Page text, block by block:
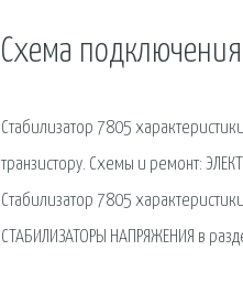
Схема
Стабилизатор 7805
транзистору. Схемы и ремонт:
Стабилизатор 7805
СТАБИЛИЗАТОРЫ НАПРЯЖЕНИЯ в